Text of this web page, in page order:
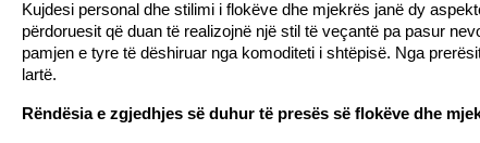
Kujdesi personal dhe stilimi i flokëve dhe mjekrës janë dy
përdoruesit që duan të realizojnë një stil të veçantë pa pasur
pamjen e tyre të dëshiruar nga komoditeti i shtëpisë. Nga
lartë.
Rëndësia e zgjedhjes së duhur të presës së flokëve dhe